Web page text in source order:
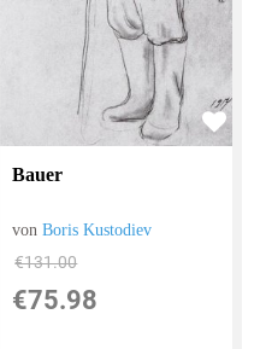
Bauer
vonBoris Kustodiev
€131.00
€75.98